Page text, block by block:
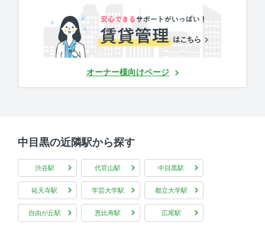
オーナー様向けページ
中目黒の近隣駅から探す
渋谷駅 代官山駅 中目黒駅
祐天寺駅 学芸大学駅 都立大学駅
自由が丘駅 恵比寿駅 広尾駅